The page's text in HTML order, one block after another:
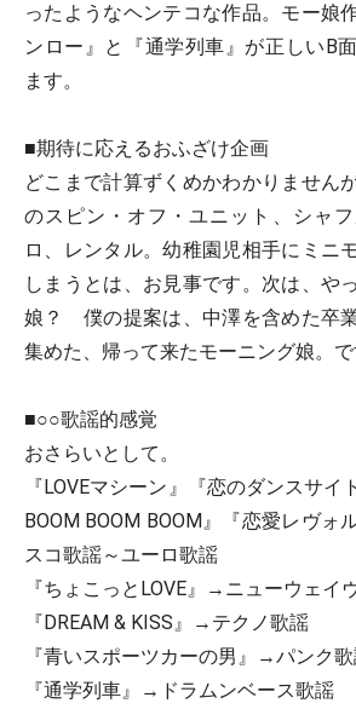
ったようなヘンテコな作品。モー娘
ンロー』と『通学列車』が正しいB
ます。
■期待に応えるおふざけ企画
どこまで計算ずくめかわかりません
のスピン・オフ・ユニット、シャ
ロ、レンタル。幼稚園児相手にミニ
しまうとは、お見事です。次は、や
娘？ 僕の提案は、中澤を含めた卒
集めた、帰って来たモーニング娘。で
■○○歌謡的感覚
おさらいとして。
『LOVEマシーン』『恋のダンスサ
BOOM BOOM BOOM』『恋愛レヴ
スコ歌謡～ユーロ歌謡
『ちょこっとLOVE』→ニューウェイ
『DREAM & KISS』→テクノ歌謡
『青いスポーツカーの男』→パンク
『通学列車』→ドラムンベース歌謡